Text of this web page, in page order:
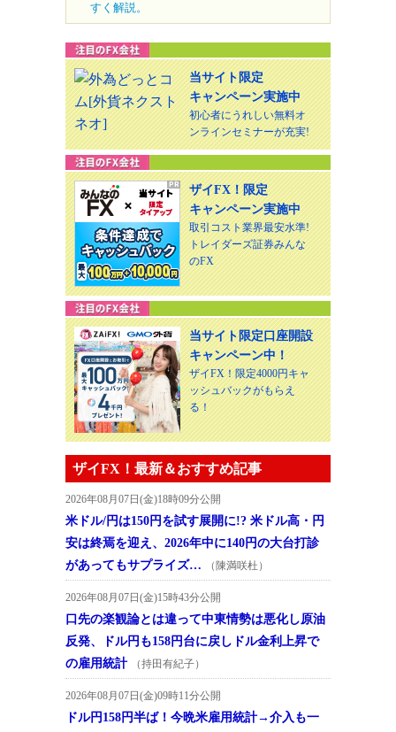
すく解説。
当サイト限定
キャンペーン実施中
初心者にうれしい無料オ
ンラインセミナーが充実!
ザイFX！限定
キャンペーン実施中
取引コスト業界最安水準!
トレイダーズ証券みんな
のFX
当サイト限定口座開設
キャンペーン中！
ザイFX！限定4000円キャ
ッシュバックがもらえ
る！
ザイFX！最新＆おすすめ記事
2026年08月07日(金)18時09分公開
米ドル/円は150円を試す展開に!? 米ドル高・円
安は終焉を迎え、2026年中に140円の大台打診
があってもサプライズ…
（陳満咲杜）
2026年08月07日(金)15時43分公開
口先の楽観論とは違って中東情勢は悪化し原油
反発、ドル円も158円台に戻しドル金利上昇で
の雇用統計
（持田有紀子）
2026年08月07日(金)09時11分公開
ドル円158円半ば！今晩米雇用統計→介入も一